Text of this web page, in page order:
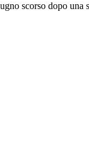
scorso dopo una